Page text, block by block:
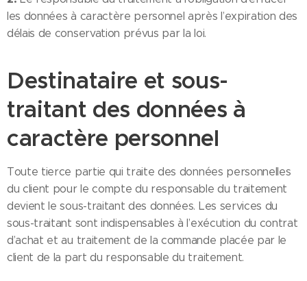
les données à caractère personnel après l’expiration des
délais de conservation prévus par la loi.
Destinataire et sous-
traitant des données à
caractère personnel
Toute tierce partie qui traite des données personnelles
du client pour le compte du responsable du traitement
devient le sous-traitant des données. Les services du
sous-traitant sont indispensables à l’exécution du contrat
d’achat et au traitement de la commande placée par le
client de la part du responsable du traitement.